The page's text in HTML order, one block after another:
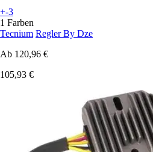
+-3
1 Farben
Tecnium Regler By Dze
Ab 120,96 €
105,93 €